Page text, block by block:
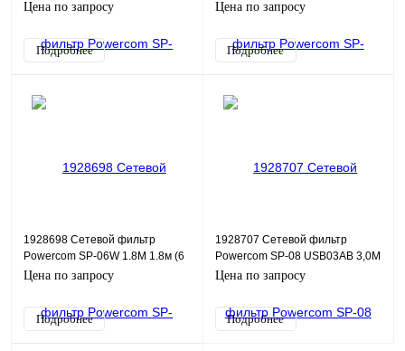
розеток) белый/серый (коробка)
Цена по запросу
Подробнее
розеток) белый/серый (коробка)
Цена по запросу
Подробнее
1928698 Сетевой фильтр
Powercom SP-06W 1.8М 1.8м (6
розеток) белый/серый (коробка)
Цена по запросу
Подробнее
1928707 Сетевой фильтр
Powercom SP-08 USB03AB 3,0М
3м (8 розеток) черный (коробка)
Цена по запросу
Подробнее